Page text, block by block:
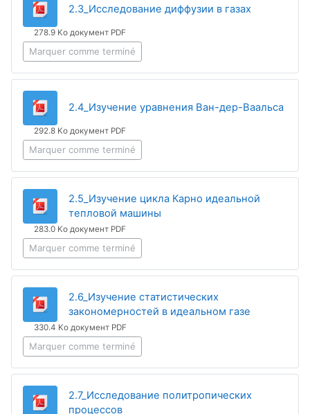
2.3_Исследование диффузии в газах
278.9 Ko документ PDF
Marquer comme terminé
2.4_Изучение уравнения Ван-дер-Ваальса
292.8 Ko документ PDF
Marquer comme terminé
2.5_Изучение цикла Карно идеальной
тепловой машины
283.0 Ko документ PDF
Marquer comme terminé
2.6_Изучение статистических
закономерностей в идеальном газе
330.4 Ko документ PDF
Marquer comme terminé
2.7_Исследование политропических
процессовFichier